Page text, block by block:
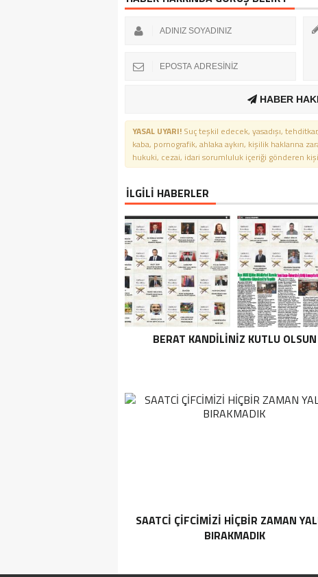
HABER
YASAL UYARI! Suç teşkil edecek, yasadışı,
kaba, pornografik, ahlaka aykırı, kişilik haklarına
hukuki, cezai, idari sorumluluk içeriği gönderen
İLGİLİ HABERLER
BERAT KANDİLİNİZ KUTLU OLSUN
SAATCİ ÇİFCİMİZİ HİÇBİR ZAMAN
BIRAKMADIK